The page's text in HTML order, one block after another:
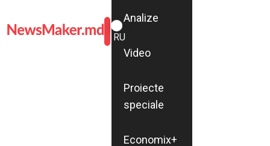
ROMÂNĂ
RU
Analize
Video
Proiecte
speciale
Economix+